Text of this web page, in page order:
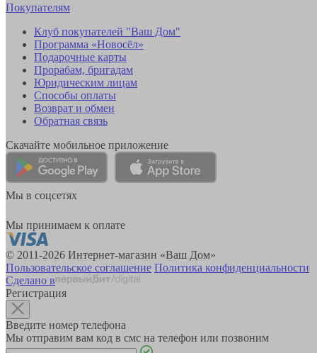
Покупателям
Клуб покупателей "Ваш Дом"
Программа «Новосёл»
Подарочные карты
Прорабам, бригадам
Юридическим лицам
Способы оплаты
Возврат и обмен
Обратная связь
Скачайте мобильное приложение
Мы в соцсетях
Мы принимаем к оплате
© 2011-2026 Интернет-магазин «Ваш Дом»
Пользовательское соглашение Политика конфиденциальности
Сделано в
Регистрация
Введите номер телефона
Мы отправим вам код в смс на телефон или позвоним